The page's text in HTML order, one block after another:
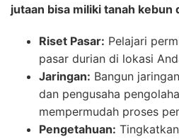
jutaan bisa miliki tanah
Riset Pasar: Pelajari
pasar durian di lokasi
Jaringan: Bangun
dan pengusaha
mempermudah proses
Pengetahuan: